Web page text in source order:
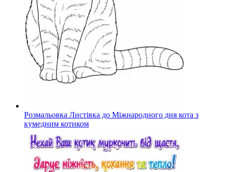
Розмальовка Листівка до Міжнародного дня кота з
кумедним котиком